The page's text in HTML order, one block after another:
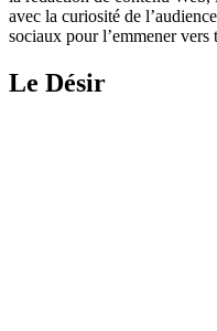
avec la curiosité de
sociaux pour l’emmener vers
Le Désir